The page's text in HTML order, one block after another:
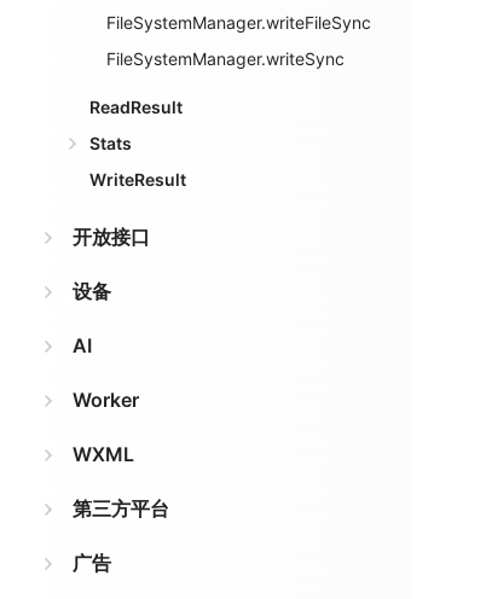
FileSystemManager.writeFileSync
FileSystemManager.writeSync
ReadResult
Stats
WriteResult
开放接口
设备
AI
Worker
WXML
第三方平台
广告